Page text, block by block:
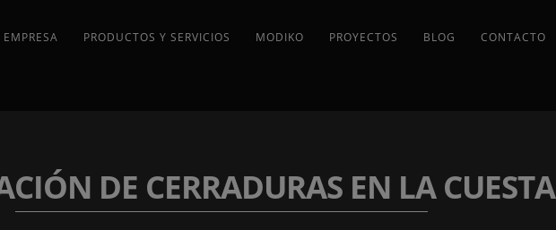
EMPRESA PRODUCTOS Y SERVICIOS MODIKO PROYECTOS BLOG CONTACTO
DE CERRADURAS EN LA CUESTA